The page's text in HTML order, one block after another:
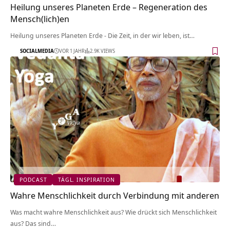
Heilung unseres Planeten Erde – Regeneration des
Mensch(lich)en
Heilung unseres Planeten Erde - Die Zeit, in der wir leben, ist…
SOCIALMEDIA VOR 1 JAHR 2.9K VIEWS
PODCAST TÄGL. INSPIRATION
Wahre Menschlichkeit durch Verbindung mit anderen
Was macht wahre Menschlichkeit aus? Wie drückt sich Menschlichkeit
aus? Das sind…